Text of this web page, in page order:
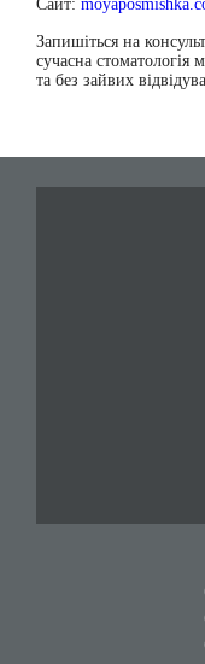
Сайт:
Запишіться на
сучасна
та без зайвих